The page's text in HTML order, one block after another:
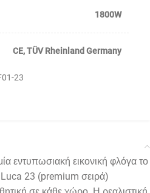
1800W
CE,TÜV Rheinland Germany
23
εντυπωσιακή εικονική φλόγα το
Luca 23 (premium σειρά)